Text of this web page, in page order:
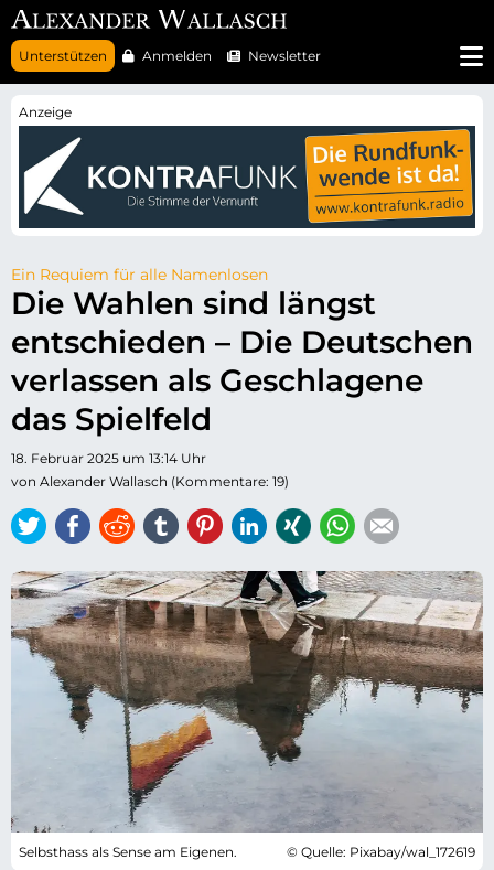
N
a
v
r
r
n
e
Unterstützen Anmelden Newsletter
Ein Requiem für alle Namenlosen
Die Wahlen sind längst
entschieden – Die Deutschen
verlassen als Geschlagene
das Spielfeld
18. Februar 2025 um 13:14 Uhr
von Alexander Wallasch (Kommentare: 19)
TwitterFacebook
ReddittumblrPinterestLinkedIn
Xing WhatsApp
Selbsthass als Sense am Eigenen. © Quelle: Pixabay/wal_172619